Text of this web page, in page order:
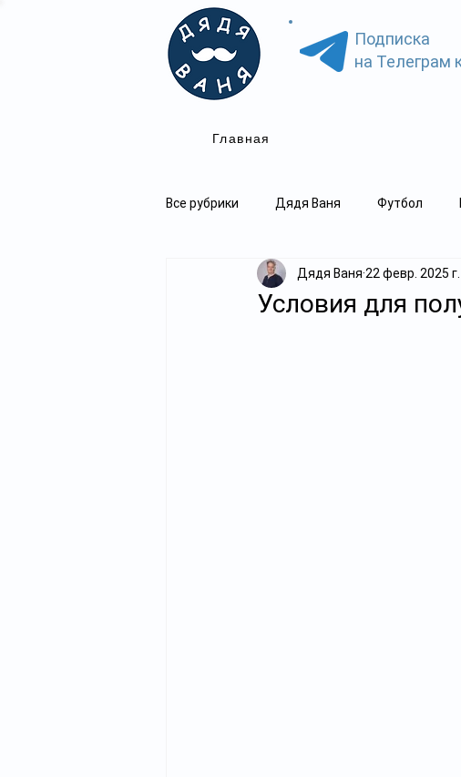
Подписка
на Телеграм
Главная
Все рубрики Дядя Ваня Футбол
Условия для
Дядя Ваня 22 февр. 2025 г.